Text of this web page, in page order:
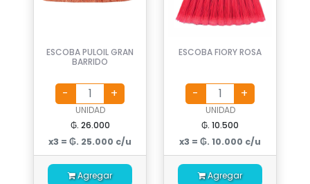
ESCOBA PULOIL GRAN
BARRIDO
UNIDAD
₲. 26.000
x3 = ₲. 25.000 c/u
Agregar
ESCOBA FIORY ROSA
UNIDAD
₲. 10.500
x3 = ₲. 10.000 c/u
Agregar